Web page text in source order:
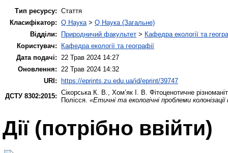
Тип ресурсу: Стаття
Класифікатор: Q Наука> Q Наука (Загальне)
Відділи:
Природничий факультет > Кафедра екології та
Користувач:
Кафедра екології та географії
Дата подачі: 22 Трав 2024 14:27
Оновлення: 22 Трав 2024 14:32
URI:
https://eprints.zu.edu.ua/id/eprint/39747
ДСТУ 8302:2015: Сікорська К. В., Хом’як І. В. Фітоценотичне
Полісся. «Етичні та екологічні проблеми
Дії ​​(потрібно ввійти)